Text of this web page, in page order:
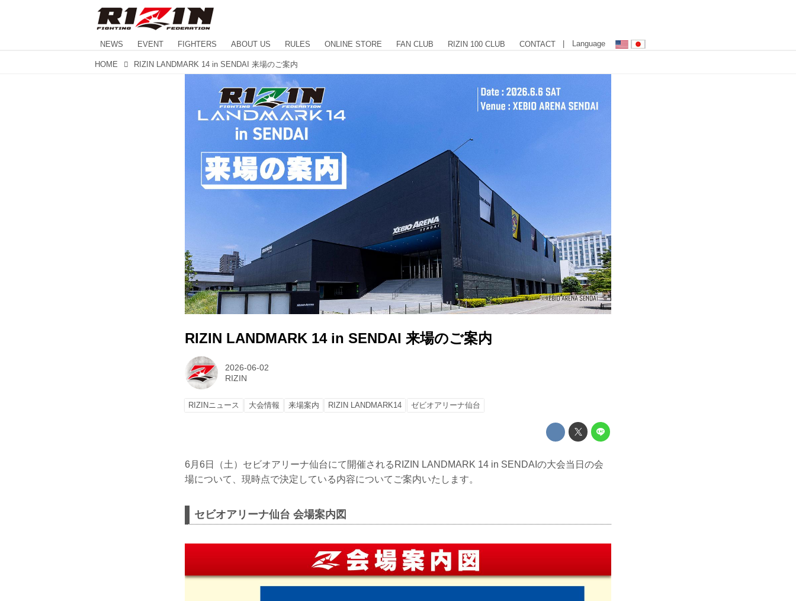
NEWS EVENT FIGHTERS ABOUT US RULES ONLINE STORE FAN CLUB RIZIN 100 CLUB CONTACT | Language
HOME RIZIN LANDMARK 14 in SENDAI 来場のご案内
RIZIN LANDMARK 14 in SENDAI 来場のご案内
2026-06-02
RIZIN
RIZINニュース 大会情報 来場案内 RIZIN LANDMARK14 ゼビオアリーナ仙台
6月6日（土）セビオアリーナ仙台にて開催されるRIZIN LANDMARK 14 in SENDAIの大会当日の会
場について、現時点で決定している内容についてご案内いたします。
セビオアリーナ仙台 会場案内図